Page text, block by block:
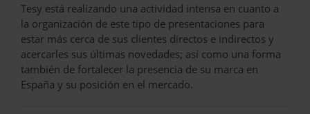
Tesy está realizando una actividad intensa en cuanto a
la organización de este tipo de presentaciones para
estar más cerca de sus clientes directos e indirectos y
acercarles sus últimas novedades; así como una forma
también de fortalecer la presencia de su marca en
España y su posición en el mercado.